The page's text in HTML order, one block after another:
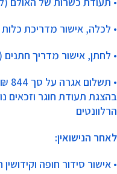
• לכלה, אישור מדריכת
• לחתן, אישור מדריך
• תשלום אגרה על סך 844 ₪, חייל/ת,
בהצגת תעודת חוגר וזכאים
הרלוונטים
לאחר הנישואין:
• אישור סידור חופה